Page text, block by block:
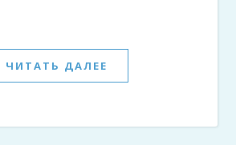
ЧИТАТЬ ДАЛЕЕ